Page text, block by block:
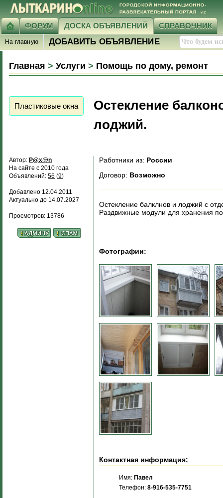
ФОРУМ ДОСКА ОБЪЯВЛЕНИЙ СПРАВОЧНИК
На главную ДОБАВИТЬ ОБЪЯВЛЕНИЕ
Главная > Услуги > Помощь по дому, ремонт
Пластиковые окна
Остекление
лоджий.
Автор: P@x@n
На сайте с 2010 года
Объявлений: 56 (9)
Добавлено 12.04.2011
Актуально до 14.07.2027
Просмотров: 13786
Работники из: России
Договор: Возможно
Остекление балклнов и лоджий с
Раздвижные модули для хранения
Фотографии:
Контактная информация:
Имя: Павел
Телефон: 8-916-535-7751